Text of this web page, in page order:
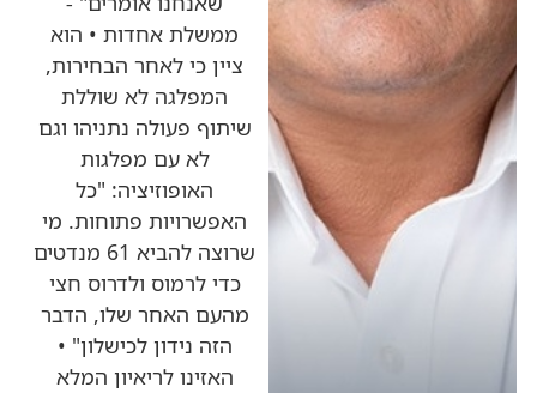
ממשלת אחדות • הוא
ציין כי לאחר הבחירות,
המפלגה לא שוללת
שיתוף פעולה נתניהו וגם
לא עם מפלגות
האופוזיציה: "כל
האפשרויות פתוחות. מי
שרוצה להביא 61 מנדטים
כדי לרמוס ולדרוס חצי
מהעם האחר שלו, הדבר
הזה נידון לכישלון" •
האזינו לריאיון המלא